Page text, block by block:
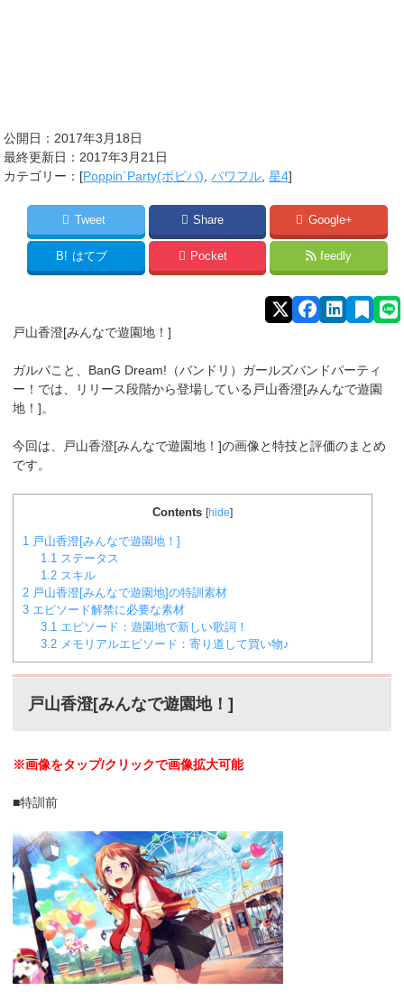
公開日：2017年3月18日
最終更新日：2017年3月21日
カテゴリー：[Poppin`Party(ポピパ) ,パワフル ,星4]
Tweet Share Google+
B! はてブ Pocket feedly
戸山香澄[みんなで遊園地！]
ガルパこと、BanG Dream!（バンドリ）ガールズバンドパーティ
ー！では、リリース段階から登場している 戸山香澄[みんなで遊園
地！]。
今回は、戸山香澄[みんなで遊園地！]の画像と特技と評価のまとめ
です。
Contents [hide]
1 戸山香澄[みんなで遊園地！]
1.1 ステータス
1.2 スキル
2 戸山香澄[みんなで遊園地]の特訓素材
3 エピソード解禁に必要な素材
3.1 エピソード：遊園地で新しい歌詞！
3.2 メモリアルエピソード：寄り道して買い物♪
戸山香澄[みんなで遊園地！]
※画像をタップ/クリックで画像拡大可能
■特訓前